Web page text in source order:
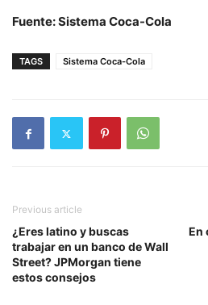
Fuente: Sistema Coca-Cola
TAGS Sistema Coca-Cola
Previous article
¿Eres latino y buscas
trabajar en un banco de Wall
Street? JPMorgan tiene
estos consejos
En